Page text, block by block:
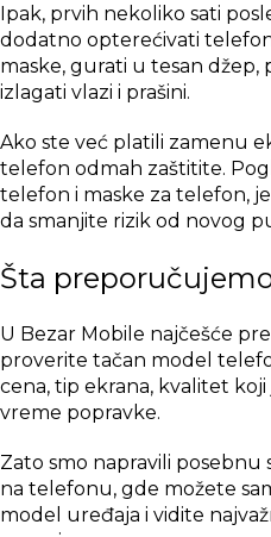
Ipak, prvih nekoliko sati
dodatno opterećivati
maske, gurati u tesan džep,
izlagati vlazi i prašini.
Ako ste već platili zamenu
telefon odmah zaštitite.
telefon i maske za telefon,
da smanjite rizik od novog
Šta
U Bezar Mobile najčešće
proverite tačan model
cena, tip ekrana, kvalitet
vreme popravke.
Zato smo napravili posebnu
na telefonu, gde možete
model uređaja i vidite